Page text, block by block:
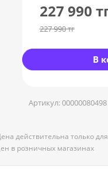
227 990
227 990тг
В
Артикул:00000080498
действительна только
в розничных магазинах